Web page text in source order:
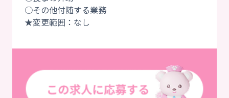
○その他付随する業務